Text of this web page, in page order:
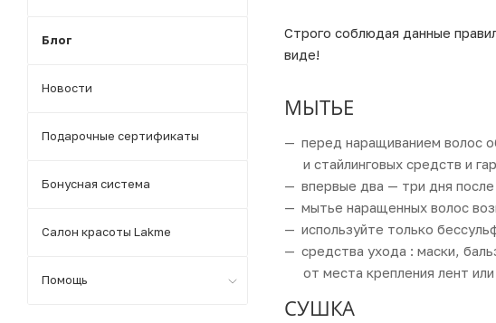
Строго соблюдая данные
виде!
МЫТЬЕ
перед наращиванием волос
и стайлинговых средств и
впервые два — три дня
мытье наращенных волос
используйте только
средства ухода : маски,
от места крепления лент или
СУШКА
Блог
Новости
Подарочные сертификаты
Бонусная система
Салон красоты Lakme
Помощь